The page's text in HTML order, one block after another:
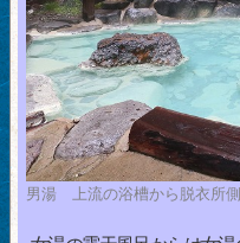
男湯 上流の浴槽から脱衣所